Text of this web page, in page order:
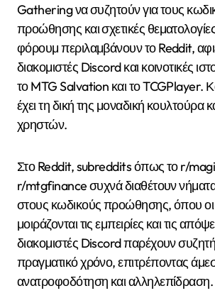
Gathering να συζητούν για τους
προώθησης και σχετικές
φόρουμ περιλαμβάνουν το Reddit,
διακομιστές Discord και κοινοτικές
το MTG Salvation και το TCGPlayer.
έχει τη δική της μοναδική κουλτούρα
χρηστών.
Στο Reddit, subreddits όπως το r/
r/mtgfinance συχνά διαθέτουν
στους κωδικούς προώθησης, όπου οι
μοιράζονται τις εμπειρίες και τις
διακομιστές Discord παρέχουν
πραγματικό χρόνο, επιτρέποντας
ανατροφοδότηση και αλληλεπίδραση.